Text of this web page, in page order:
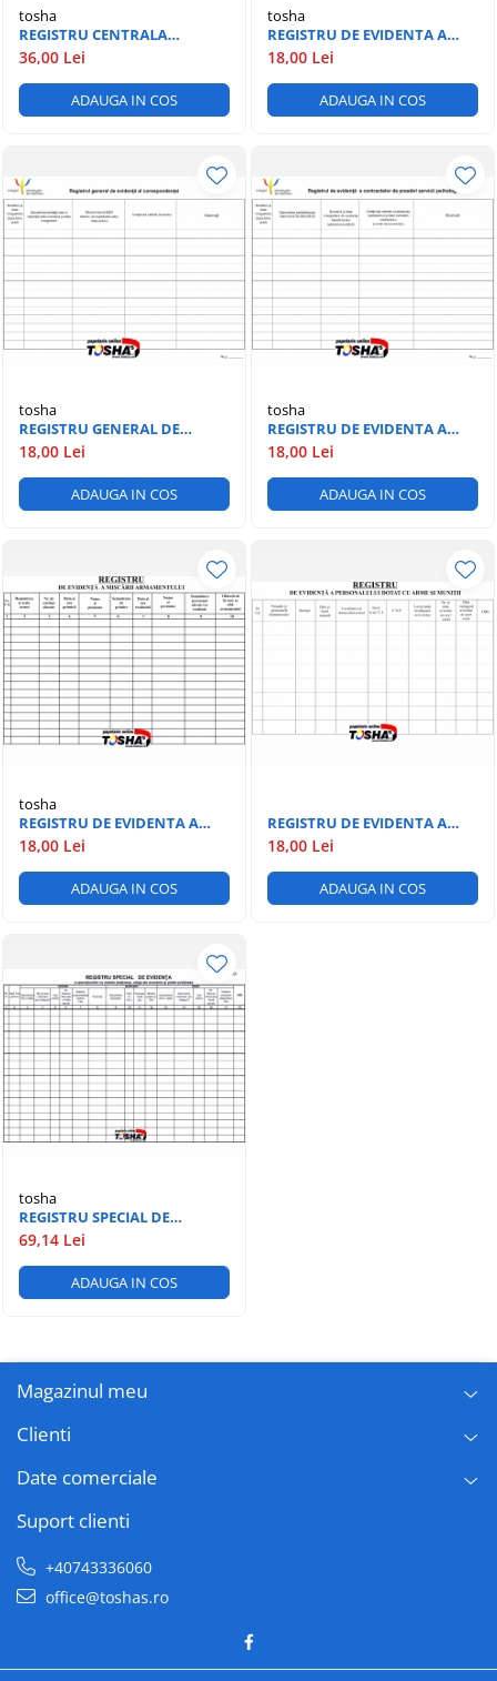
tosha
REGISTRU CENTRALA
TERMICA
36,00 Lei
ADAUGA IN COS
tosha
REGISTRU DE EVIDENTA A
ACTELOR PROFESIONALE
18,00 Lei
ADAUGA IN COS
tosha
REGISTRU GENERAL DE
EVIDENTA A
CORESPONDENTEI
18,00 Lei
ADAUGA IN COS
tosha
REGISTRU DE EVIDENTA A
CONTRACTELOR DE SERVICII
PSIHOLOGICE
18,00 Lei
ADAUGA IN COS
tosha
REGISTRU DE EVIDENTA A
MISCARII ARMAMENTULUI
18,00 Lei
ADAUGA IN COS
REGISTRU DE EVIDENTA A
PERSONALULUI DOTAT CU
ARME SI MUNITII
18,00 Lei
ADAUGA IN COS
tosha
REGISTRU SPECIAL DE
EVIDENTA A METALELOR
PRETIOASE A3
69,14 Lei
ADAUGA IN COS
Magazinul meu
Clienti
Date comerciale
Suport clienti
+40743336060
office@toshas.ro